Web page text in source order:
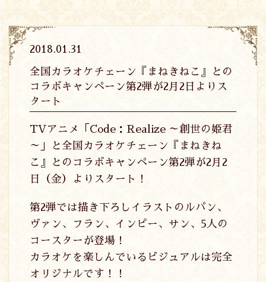
2018.01.31
全国カラオケチェーン『まねきねこ』との
コラボキャンペーン第2弾が2月2日よりス
タート
TVアニメ「Code：Realize ～創世の姫君
～」と全国カラオケチェーン『まねきね
こ』とのコラボキャンペーン第2弾が2月2
日（金）よりスタート！
第2弾では描き下ろしイラストのルパン、
ヴァン、フラン、インピー、サン、5人の
コースターが登場！
カラオケを楽しんでいるビジュアルは完全
オリジナルです！！